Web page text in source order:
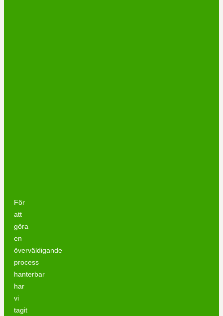
För
att
göra
en
överväldigande
process
hanterbar
har
vi
tagit